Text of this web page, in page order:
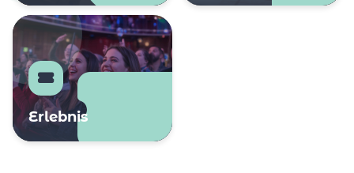
Erlebnis